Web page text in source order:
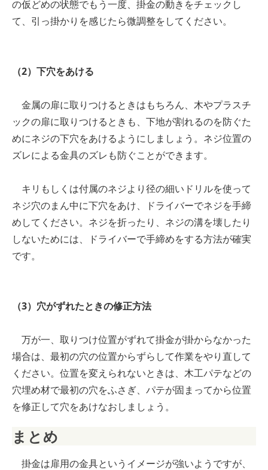
の仮どめの状態でもう一度、掛金の動きをチェックし
て、引っ掛かりを感じたら微調整をしてください。
（2）下穴をあける
金属の扉に取りつけるときはもちろん、木やプラスチ
ックの扉に取りつけるときも、下地が割れるのを防ぐた
めにネジの下穴をあけるようにしましょう。ネジ位置の
ズレによる金具のズレも防ぐことができます。
キリもしくは付属のネジより径の細いドリルを使って
ネジ穴のまん中に下穴をあけ、ドライバーでネジを手締
めしてください。ネジを折ったり、ネジの溝を壊したり
しないためには、ドライバーで手締めをする方法が確実
です。
（3）穴がずれたときの修正方法
万が一、取りつけ位置がずれて掛金が掛からなかった
場合は、最初の穴の位置からずらして作業をやり直して
ください。位置を変えられないときは、木工パテなどの
穴埋め材で最初の穴をふさぎ、パテが固まってから位置
を修正して穴をあけなおしましょう。
まとめ
掛金は扉用の金具というイメージが強いようですが、